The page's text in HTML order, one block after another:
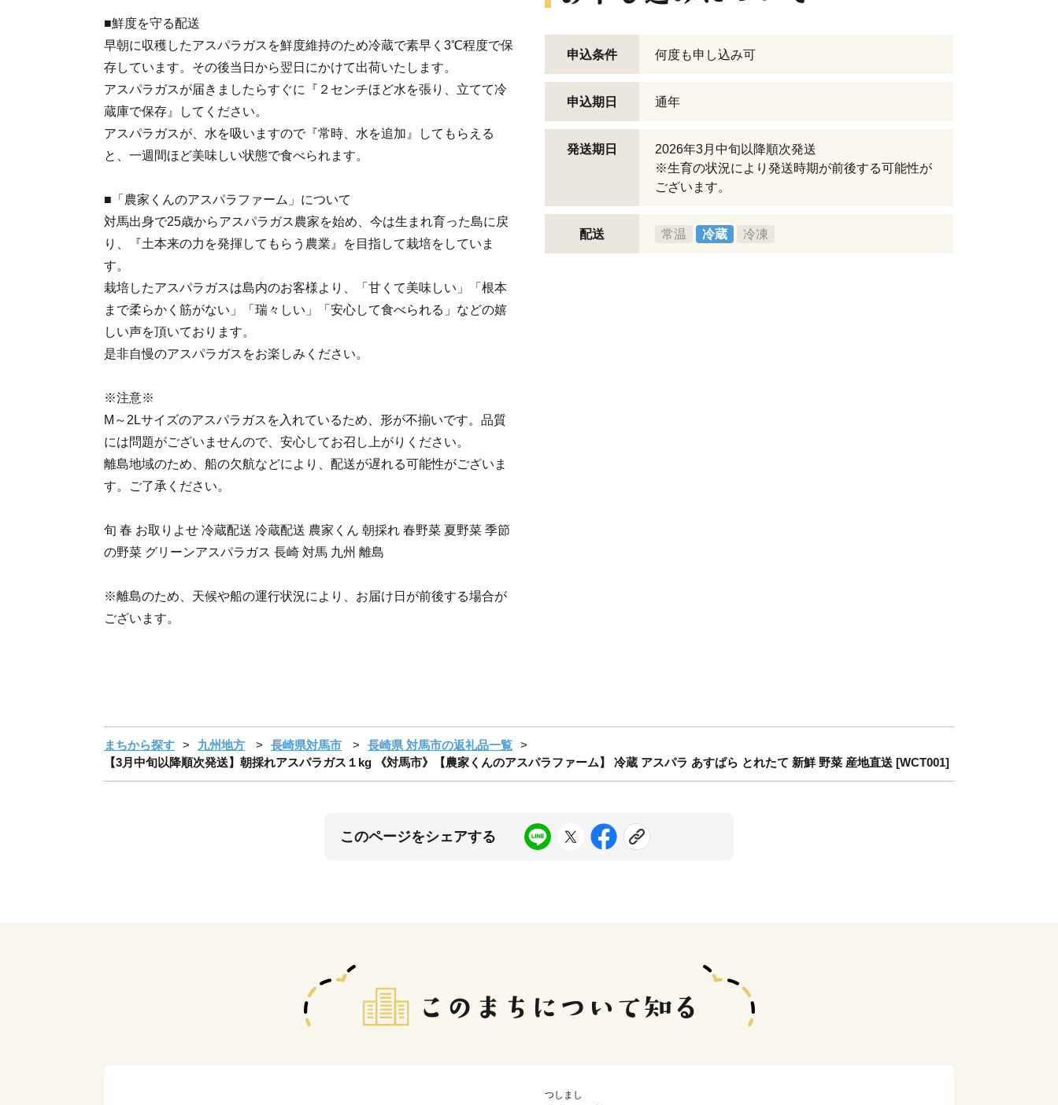
■鮮度を守る配送
早朝に収穫したアスパラガスを鮮度維持のため冷蔵で素早く3℃程度で保
存しています。その後当日から翌日にかけて出荷いたします。
アスパラガスが届きましたらすぐに『２センチほど水を張り、立てて冷
蔵庫で保存』してください。
アスパラガスが、水を吸いますので『常時、水を追加』してもらえる
と、一週間ほど美味しい状態で食べられます。
■「農家くんのアスパラファーム」について
対馬出身で25歳からアスパラガス農家を始め、今は生まれ育った島に戻
り、『土本来の力を発揮してもらう農業』を目指して栽培をしていま
す。
栽培したアスパラガスは島内のお客様より、「甘くて美味しい」「根本
まで柔らかく筋がない」「瑞々しい」「安心して食べられる」などの嬉
しい声を頂いております。
是非自慢のアスパラガスをお楽しみください。
※注意※
M～2Lサイズのアスパラガスを入れているため、形が不揃いです。品質
には問題がございませんので、安心してお召し上がりください。
離島地域のため、船の欠航などにより、配送が遅れる可能性がございま
す。ご了承ください。
旬 春 お取りよせ 冷蔵配送 冷蔵配送 農家くん 朝採れ 春野菜 夏野菜 季節
の野菜 グリーンアスパラガス 長崎 対馬 九州 離島
※離島のため、天候や船の運行状況により、お届け日が前後する場合が
ございます。
申込条件 何度も申し込み可
申込期日 通年
発送期日
2026年3月中旬以降順次発送
※生育の状況により発送時期が前後する可能性が
ございます。
配送 常温 冷蔵 冷凍
まちから探す 九州地方 長崎県対馬市
長崎県 対馬市の返礼品一覧
【3月中旬以降順次発送】朝採れアスパラガス１kg 《対馬市》【農家くんのアスパラファーム】 冷蔵 アスパラ あすぱら とれたて 新鮮 野菜 産地直送 [WCT001]
このページをシェアする
つしまし